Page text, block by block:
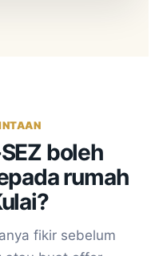
boleh
rumah
fikir sebelum